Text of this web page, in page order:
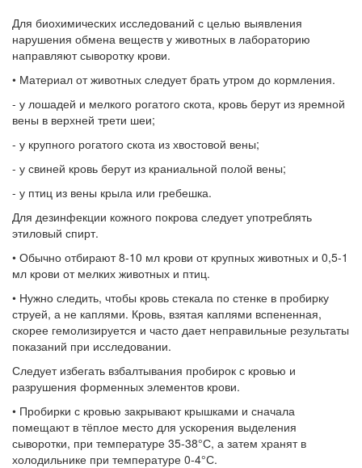
Для биохимических исследований с целью выявления
нарушения обмена веществ у животных в лабораторию
направляют сыворотку крови.
• Материал от животных следует брать утром до кормления.
- у лошадей и мелкого рогатого скота, кровь берут из яремной
вены в верхней трети шеи;
- у крупного рогатого скота из хвостовой вены;
- у свиней кровь берут из краниальной полой вены;
- у птиц из вены крыла или гребешка.
Для дезинфекции кожного покрова следует употреблять
этиловый спирт.
• Обычно отбирают 8-10 мл крови от крупных животных и 0,5-1
мл крови от мелких животных и птиц.
• Нужно следить, чтобы кровь стекала по стенке в пробирку
струей, а не каплями. Кровь, взятая каплями вспененная,
скорее гемолизируется и часто дает неправильные результаты
показаний при исследовании.
Следует избегать взбалтывания пробирок с кровью и
разрушения форменных элементов крови.
• Пробирки с кровью закрывают крышками и сначала
помещают в тёплое место для ускорения выделения
сыворотки, при температуре 35-38°С, а затем хранят в
холодильнике при температуре 0-4°С.